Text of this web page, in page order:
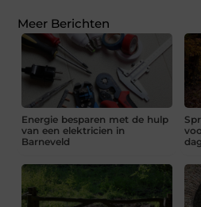
Meer Berichten
Energie besparen met de hulp
van een elektricien in
Barneveld
dag